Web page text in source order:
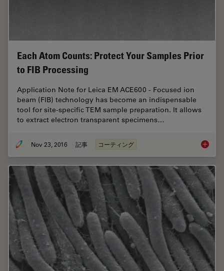
Each Atom Counts: Protect Your Samples Prior
to FIB Processing
Application Note for Leica EM ACE600 - Focused ion
beam (FIB) technology has become an indispensable
tool for site-specific TEM sample preparation. It allows
to extract electron transparent specimens…
Nov 23, 2016 記事 コーティング Each